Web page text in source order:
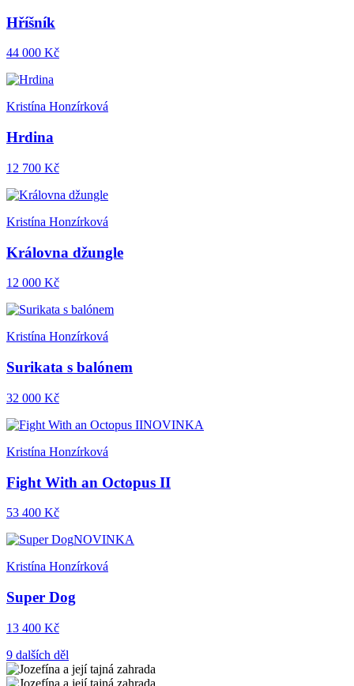
Hříšník
44 000 Kč
Kristína Honzírková
Hrdina
12 700 Kč
Kristína Honzírková
Královna džungle
12 000 Kč
Kristína Honzírková
Surikata s balónem
32 000 Kč
NOVINKA
Kristína Honzírková
Fight With an Octopus II
53 400 Kč
NOVINKA
Kristína Honzírková
Super Dog
13 400 Kč
9 dalších děl